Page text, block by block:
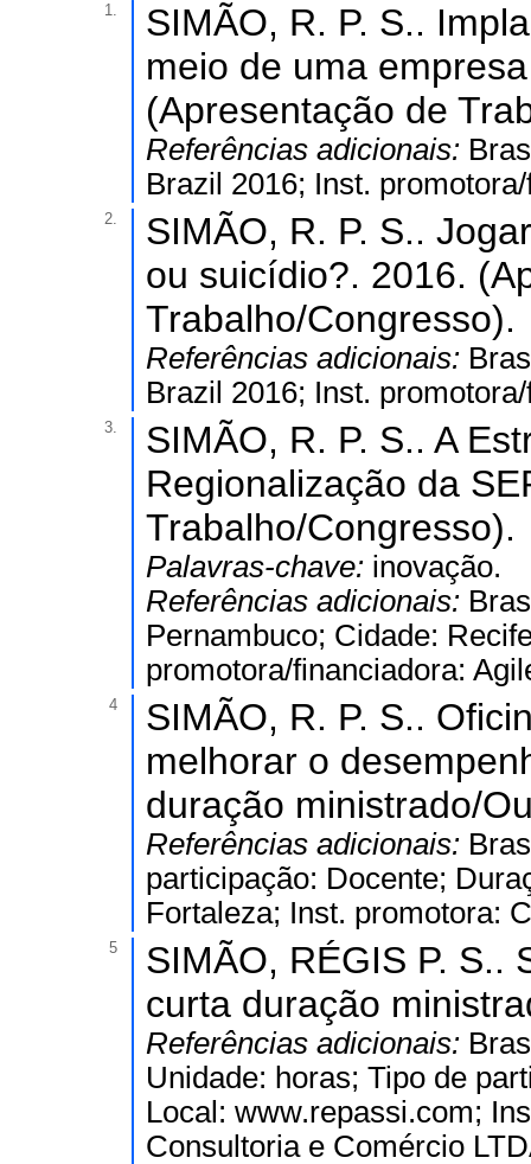
1.
SIMÃO, R. P. S..
meio de uma
(Apresentação de
Referências adicionais:
Brazil 2016; Inst.
2.
SIMÃO, R. P. S..
ou suicídio?. 2016.
Trabalho/Congresso).
Referências adicionais:
Brazil 2016; Inst.
3.
SIMÃO, R. P. S.. A
Regionalização da
Trabalho/Congresso).
Palavras-chave: inovação.
Referências adicionais:
Pernambuco; Cidade:
promotora/financiadora:
4
SIMÃO, R. P. S..
melhorar o
duração ministrado/
Referências adicionais:
participação: Docente;
Fortaleza; Inst. promotora:
5
SIMÃO, RÉGIS P. S..
curta duração
Referências adicionais:
Unidade: horas; Tipo de
Local: www.repassi.com;
Consultoria e Comércio